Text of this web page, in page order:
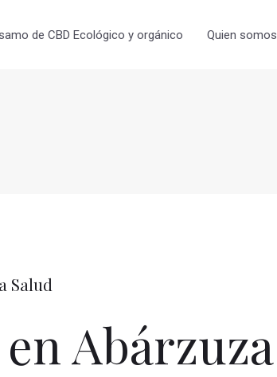
de CBD Ecológico y orgánico Quien somos
Salud
Abárzuza